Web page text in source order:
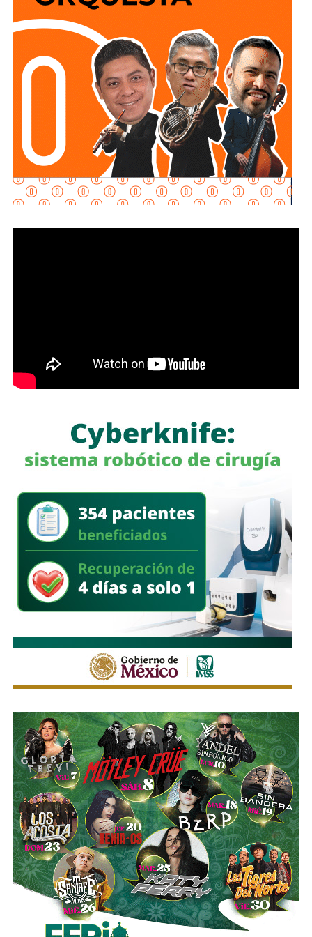
días sin agua a las colonias que dependen de él,
pertenece a dos de los grupos empresariales más
grandes de México: uno controlado por el magnateCarlos
Slim, y otro por el financiero regiomontano
David
Martínez Guzmán, en sociedad con la cúpula deGrupo
Aquos El Realito es una sociedad integrada porAqualia
Gestión Integral de Agua
(44%) yAqualia
Infraestructura(5%), filiales del grupo españolFCC;
Conoinsa
(50.999%), filial deEmpresas ICA ; yServicios
de Agua Trident(0.001%), filial de la japonesaMitsui.
Históricamente propiedad de la familia Koplowitz,FCC se
consolidó como una de las constructoras más
importantes de España
, pero fue acumulando una deuda
que la dejó al borde de la quiebra a mediados de la década
pasada, hasta queel ingeniero Slim inyectó el capital
necesario para salvar a la compañía y convertirse en
su principal accionista. Desde su llegada, se han hecho
con proyectos de la talla de la remodelación delEstadio
del Metro de Nueva York.
El vínculo de Slim con El Realito no se limita a su
participación como socio operador. La propia constructora
de Carlos Slim,Carso Infraestructura y Construcción
(CICSA), fue la que diseñó y construyó físicamente la
presa, bajo un contrato adjudicado en 2008. Así lo
documenta el propio sitio de CICSA, que enlista la obra en
su portafolio de proyectos de agua, junto con reportes de
la revista Expansióny los reportes anuales de Grupo
Carso, que reportan el avance de la construcción en 2008 y
su conclusión en 2012. Es decir:antes de cobrar por
operar el acueducto, Slim ya había cobrado por